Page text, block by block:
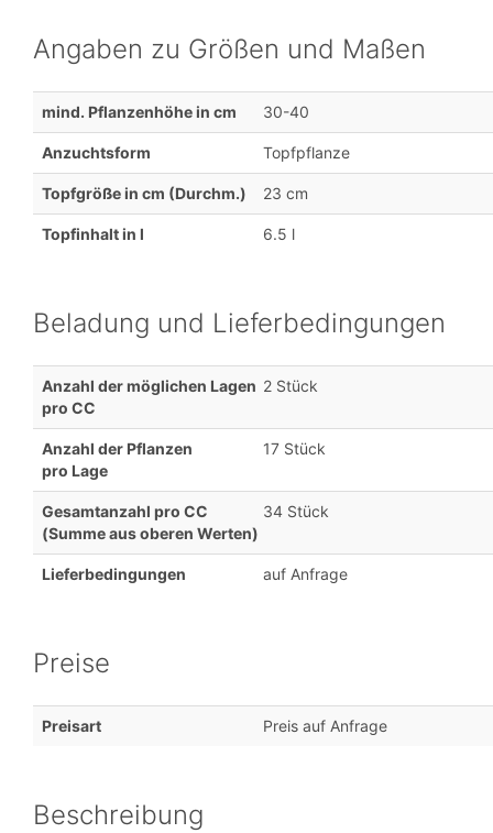
Angaben zu Größen und Maßen
mind. Pflanzenhöhe in cm 30-40
Anzuchtsform Topfpflanze
Topfgröße in cm (Durchm.) 23 cm
Topfinhalt in l 6.5 l
Beladung und Lieferbedingungen
Anzahl der möglichen Lagen
pro CC
2 Stück
Anzahl der Pflanzen
pro Lage
17 Stück
Gesamtanzahl pro CC
(Summe aus oberen Werten)
34 Stück
Lieferbedingungen auf Anfrage
Preise
Preisart Preis auf Anfrage
Beschreibung